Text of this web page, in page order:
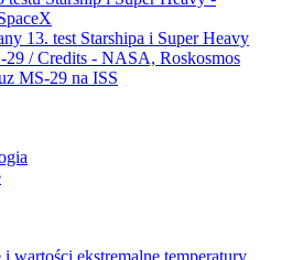
13. test Starshipa i Super Heavy
MS-29 na ISS